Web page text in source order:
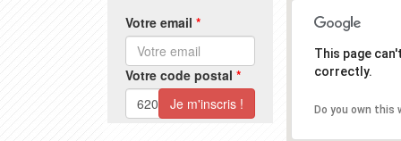
Votre email *
Votre code postal *
This page
correctly.
Do you own this